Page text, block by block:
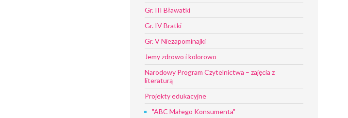
Gr. III Bławatki
Gr. IV Bratki
Gr. V Niezapominajki
Jemy zdrowo i kolorowo
Narodowy Program Czytelnictwa – zajęcia z
literaturą
Projekty edukacyjne
"ABC Małego Konsumenta"